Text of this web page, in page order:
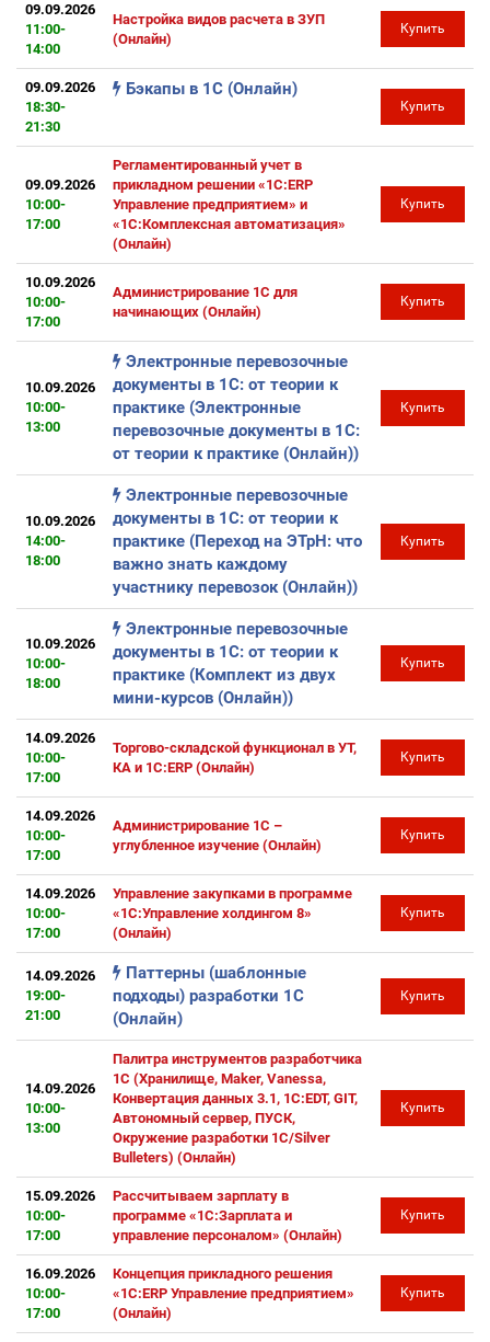
09.09.2026
11:00-
14:00
Настройка видов расчета в ЗУП
(Онлайн)
Купить
09.09.2026
18:30-
21:30
Бэкапы в 1С (Онлайн)
Купить
09.09.2026
10:00-
17:00
Регламентированный учет в
прикладном решении «1С:ERP
Управление предприятием» и
«1С:Комплексная автоматизация»
(Онлайн)
Купить
10.09.2026
10:00-
17:00
Администрирование 1С для
начинающих (Онлайн)
Купить
10.09.2026
10:00-
13:00
Электронные перевозочные
документы в 1С: от теории к
практике (Электронные
перевозочные документы в 1С:
от теории к практике (Онлайн))
Купить
10.09.2026
14:00-
18:00
Электронные перевозочные
документы в 1С: от теории к
практике (Переход на ЭТрН: что
важно знать каждому
участнику перевозок (Онлайн))
Купить
10.09.2026
10:00-
18:00
Электронные перевозочные
документы в 1С: от теории к
практике (Комплект из двух
мини-курсов (Онлайн))
Купить
14.09.2026
10:00-
17:00
Торгово-складской функционал в УТ,
КА и 1С:ERP (Онлайн)
Купить
14.09.2026
10:00-
17:00
Администрирование 1С –
углубленное изучение (Онлайн)
Купить
14.09.2026
10:00-
17:00
Управление закупками в программе
«1С:Управление холдингом 8»
(Онлайн)
Купить
14.09.2026
19:00-
21:00
Паттерны (шаблонные
подходы) разработки 1С
(Онлайн)
Купить
14.09.2026
10:00-
13:00
Палитра инструментов разработчика
1С (Хранилище, Maker, Vanessa,
Конвертация данных 3.1, 1C:EDT, GIT,
Автономный сервер, ПУСК,
Окружение разработки 1С/Silver
Bulleters) (Онлайн)
Купить
15.09.2026
10:00-
17:00
Рассчитываем зарплату в
программе «1С:Зарплата и
управление персоналом» (Онлайн)
Купить
16.09.2026
10:00-
17:00
Концепция прикладного решения
«1С:ERP Управление предприятием»
(Онлайн)
Купить